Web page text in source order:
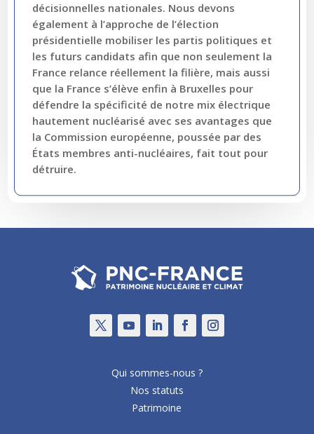
décisionnelles nationales. Nous devons
également à l’approche de l’élection
présidentielle mobiliser les partis politiques et
les futurs candidats afin que non seulement la
France relance réellement la filière, mais aussi
que la France s’élève enfin à Bruxelles pour
défendre la spécificité de notre mix électrique
hautement nucléarisé avec ses avantages que
la Commission européenne, poussée par des
États membres anti-nucléaires, fait tout pour
détruire.
Qui sommes-nous ?
Nos statuts
Patrimoine